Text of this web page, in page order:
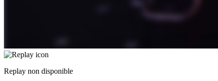
Replay non disponible